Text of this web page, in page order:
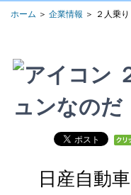
ホーム ＞ 企業情報 ＞ ２人乗
ュンなの
日産自動